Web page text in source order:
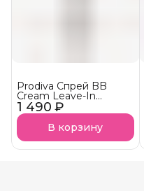
1 490 ₽
Prodiva Спрей BB
Cream Leave-In
Универсальная
кремовая
термозащита для
волос
В корзину